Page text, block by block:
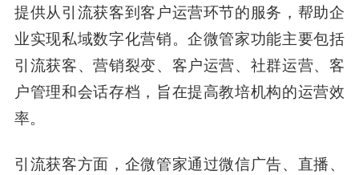
提供从引流获客到客户运营环节的服务，帮助企
业实现私域数字化营销。企微管家功能主要包括
引流获客、营销裂变、客户运营、社群运营、客
户管理和会话存档，旨在提高教培机构的运营效
率。
引流获客方面，企微管家通过微信广告、直播、